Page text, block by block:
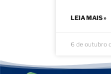
LEIA MAIS »
6 de outubro